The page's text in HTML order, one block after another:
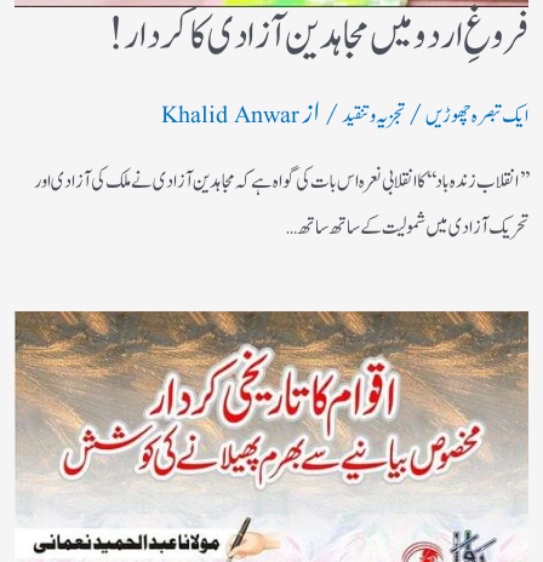
فروغِ اردو میں مجاہدین آزادی کا کردار!
ایک تبصرہ چھوڑیں/تجزیہ و تنقید/ ازKhalid Anwar
’’انقلاب زندہ باد‘‘کا انقلابی نعرہ اس بات کی گواہ ہے کہ مجاہدین آزادی نے ملک کی آزادی اور
تحریک آزادی میں شمولیت کے ساتھ ساتھ…